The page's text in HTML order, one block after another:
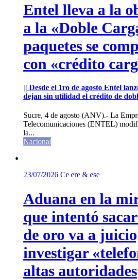
Entel lleva a la
a la «Doble
paquetes se
con «crédito
|| Desde el 1ro de agosto Entel
dejan sin utilidad el crédito de
Sucre, 4 de agosto (ANV).- La
Telecomunicaciones (ENTEL)
la...
Nacional
23/07/2026 Ce ere & ese
Aduana en la
que intentó
de oro va a
investigar
altas autoridades